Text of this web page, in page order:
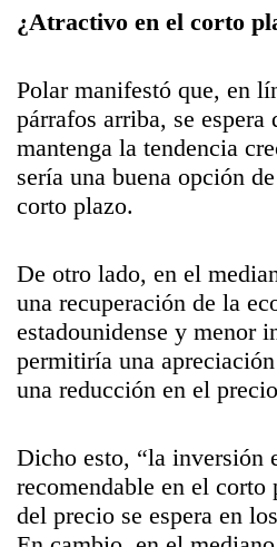
¿Atractivo en el corto
Polar manifestó que, en
párrafos arriba, se
mantenga la tendencia
sería una buena opción
corto plazo.
De otro lado, en el
una recuperación de la
estadounidense y menor
permitiría una
una reducción en el
Dicho esto, “la inversión
recomendable en el corto
del precio se espera en